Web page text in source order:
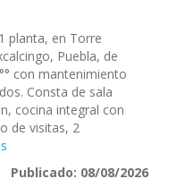
planta, en Torre
Puebla, de
con mantenimiento
Consta de sala
cocina integral con
de visitas, 2
Publicado: 08/08/2026